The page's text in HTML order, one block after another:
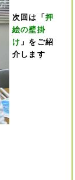
次回は「押
絵の壁掛
け 」をご紹
介します